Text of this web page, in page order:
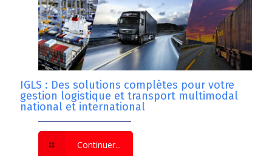
IGLS : Des solutions complètes pour votre
gestion logistique et transport multimodal
national et international
Continuer...